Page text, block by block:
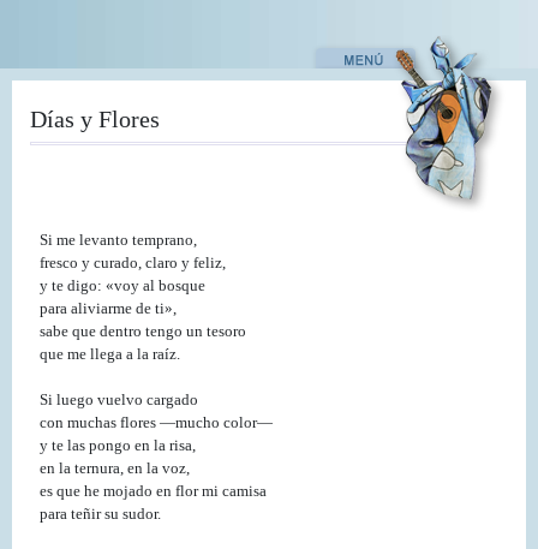
contenido
Días y Flores
Si me levanto temprano,
fresco y curado, claro y feliz,
y te digo: «voy al bosque
para aliviarme de ti»,
sabe que dentro tengo un tesoro
que me llega a la raíz.
Si luego vuelvo cargado
con muchas flores ―mucho color―
y te las pongo en la risa,
en la ternura, en la voz,
es que he mojado en flor mi camisa
para teñir su sudor.